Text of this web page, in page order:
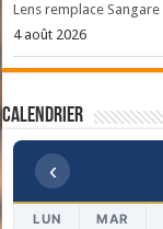
Lens remplace Sangare
4 août 2026
Calendrier
‹
LUN MAR